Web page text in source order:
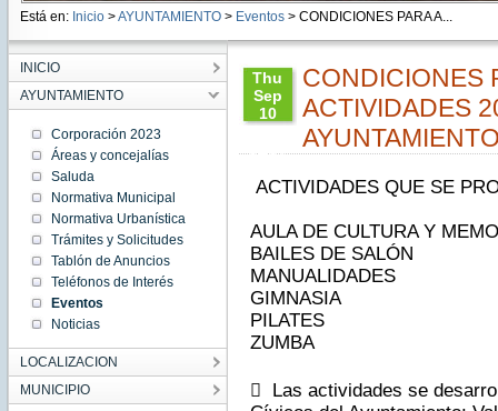
Está en: Inicio >AYUNTAMIENTO> Eventos> CONDICIONES PARA A...
INICIO
AYUNTAMIENTO
Corporación 2023
Áreas y concejalías
Saluda
Normativa Municipal
Normativa Urbanística
Trámites y Solicitudes
Tablón de Anuncios
Teléfonos de Interés
Eventos
Noticias
LOCALIZACION
MUNICIPIO
Thu
Sep
10
22:58:00
Thu
Sep 10
CEST
2015
Thu Sep
10
22:58:00
CEST
2015
CONDICIONES
ACTIVIDADES
ACTIVIDADES QUE SE
AULA DE CULTURA Y
BAILES DE SALÓN
MANUALIDADES
GIMNASIA
PILATES
ZUMBA
 Las actividades se